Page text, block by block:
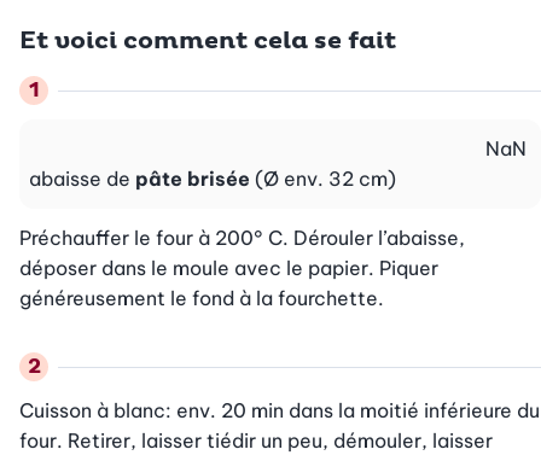
Et voici comment cela se fait
abaisse de pâte brisée (Ø env. 32 cm)
NaN
Préchauffer le four à 200° C. Dérouler l’abaisse,
déposer dans le moule avec le papier. Piquer
généreusement le fond à la fourchette.
Cuisson à blanc: env. 20 min dans la moitié inférieure du
four. Retirer, laisser tiédir un peu, démouler, laisser